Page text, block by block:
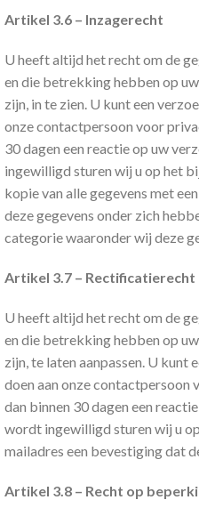
Artikel 3.6 – Inzagerecht
U heeft altijd het recht om de
en die betrekking hebben op
zijn, in te zien. U kunt een
onze contactpersoon voor
30 dagen een reactie op uw
ingewilligd sturen wij u op het
kopie van alle gegevens met
deze gegevens onder zich
categorie waaronder wij deze
Artikel 3.7 – Rectificatierecht
U heeft altijd het recht om de
en die betrekking hebben op
zijn, te laten aanpassen. U
doen aan onze
dan binnen 30 dagen een
wordt ingewilligd sturen wij u
mailadres een bevestiging dat
Artikel 3.8 – Recht op